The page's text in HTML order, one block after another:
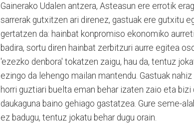
Gainerako Udalen antzera, Asteasun ere errotik
sarrerak gutxitzen ari direnez, gastuak ere gutxitu
gertatzen da: hainbat konpromiso ekonomiko
badira, sortu diren hainbat zerbitzuri aurre egitea
'ezezko denbora' tokatzen zaigu, hau da, tentuz
ezingo da lehengo mailan mantendu. Gastuak
horri guztiari buelta eman behar izaten zaio eta
daukaguna baino gehiago gastatzea. Gure seme-
ez badugu, tentuz jokatu behar dugu orain.